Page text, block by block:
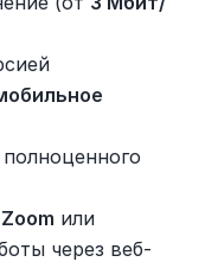
полноценного
или
через веб-